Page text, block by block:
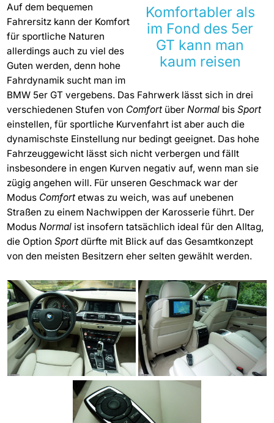
Komfortabler als
im Fond des 5er
GT kann man
kaum reisen
Auf dem bequemen
Fahrersitz kann der Komfort
für sportliche Naturen
allerdings auch zu viel des
Guten werden, denn hohe
Fahrdynamik sucht man im
BMW 5er GT vergebens. Das Fahrwerk lässt sich in drei
verschiedenen Stufen von Comfortüber Normalbis Sport
einstellen, für sportliche Kurvenfahrt ist aber auch die
dynamischste Einstellung nur bedingt geeignet. Das hohe
Fahrzeuggewicht lässt sich nicht verbergen und fällt
insbesondere in engen Kurven negativ auf, wenn man sie
zügig angehen will. Für unseren Geschmack war der
Modus Comfortetwas zu weich, was auf unebenen
Straßen zu einem Nachwippen der Karosserie führt. Der
Modus Normalist insofern tatsächlich ideal für den Alltag,
die Option Sportdürfte mit Blick auf das Gesamtkonzept
von den meisten Besitzern eher selten gewählt werden.